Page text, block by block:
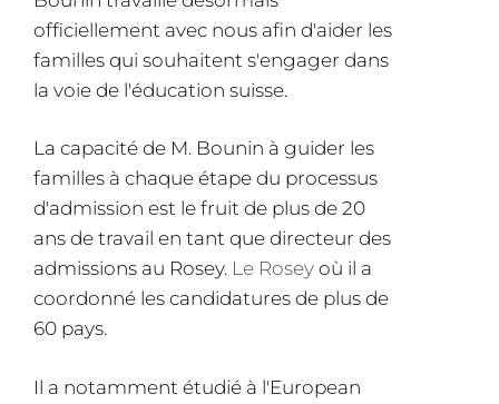
officiellement avec nous afin d'aider les
familles qui souhaitent s'engager dans
la voie de l'éducation suisse.
La capacité de M. Bounin à guider les
familles à chaque étape du processus
d'admission est le fruit de plus de 20
ans de travail en tant que directeur des
admissions au Rosey. Le Rosey où il a
coordonné les candidatures de plus de
60 pays.
Il a notamment étudié à l'European